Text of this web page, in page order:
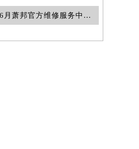
2026年6月萧邦官方维修服务中心及保养站最新布局补充图示说明最终内容